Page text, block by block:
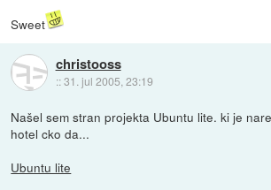
Sweet
christooss
::31. jul 2005, 23:19
Našel sem stran projekta Ubuntu lite. ki je
hotel cko da...
Ubuntu lite